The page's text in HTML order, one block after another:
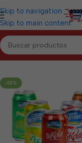
Skip to navigation
Skip to main content
Inicio/LA HABANA/
-10%